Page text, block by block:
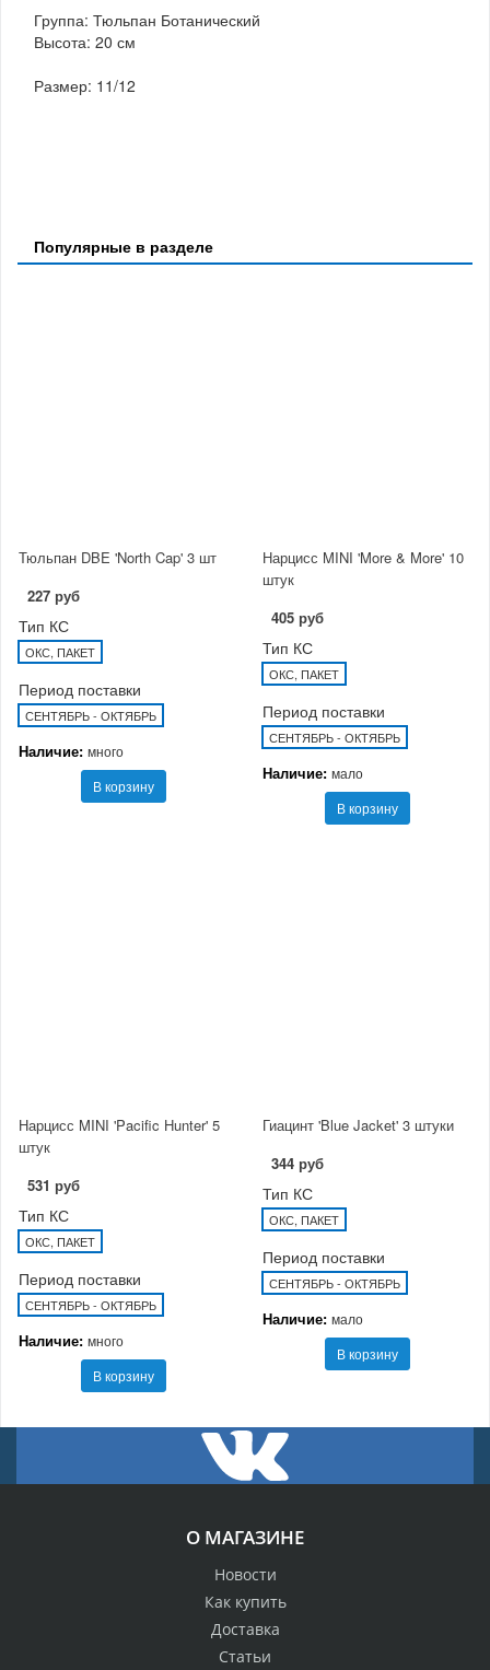
Группа: Тюльпан Ботанический
Высота: 20 см
Размер: 11/12
Популярные в разделе
Тюльпан DBE 'North Cap' 3 шт
227 руб
Тип КС
ОКС, ПАКЕТ
Период поставки
СЕНТЯБРЬ - ОКТЯБРЬ
Наличие: много
В корзину
Нарцисс MINI 'More & More' 10
штук
405 руб
Тип КС
ОКС, ПАКЕТ
Период поставки
СЕНТЯБРЬ - ОКТЯБРЬ
Наличие: мало
В корзину
Нарцисс MINI 'Pacific Hunter' 5
штук
531 руб
Тип КС
ОКС, ПАКЕТ
Период поставки
СЕНТЯБРЬ - ОКТЯБРЬ
Наличие: много
В корзину
Гиацинт 'Blue Jacket' 3 штуки
344 руб
Тип КС
ОКС, ПАКЕТ
Период поставки
СЕНТЯБРЬ - ОКТЯБРЬ
Наличие: мало
В корзину
О МАГАЗИНЕ
Новости
Как купить
Доставка
Статьи